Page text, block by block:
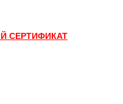
СЕРТИФИКАТ